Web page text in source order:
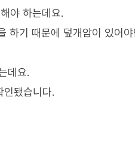
야 하는데요.
하기 때문에 덮개암이 있어
데요.
됐습니다.